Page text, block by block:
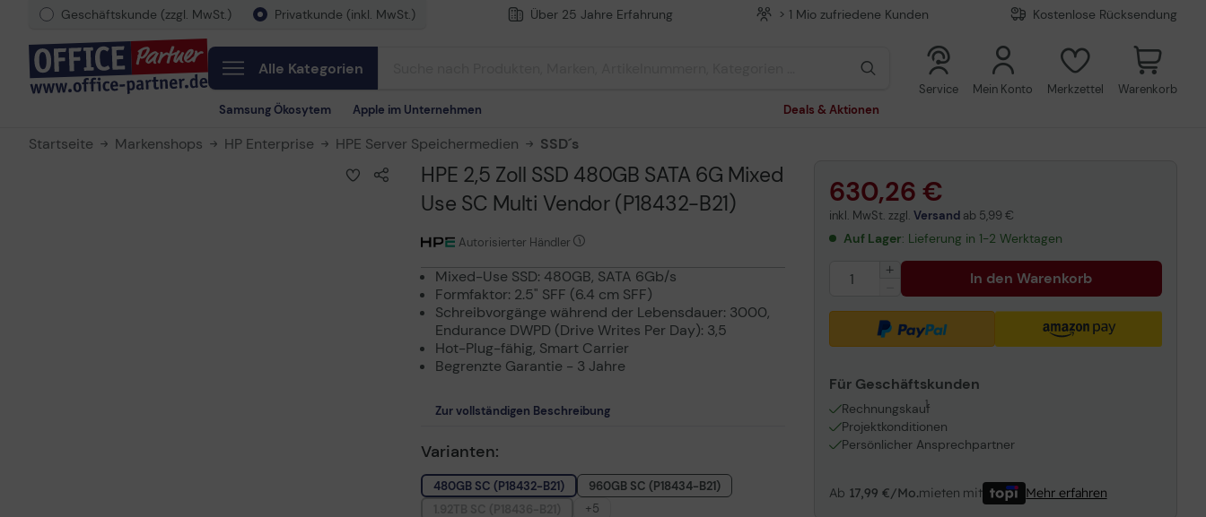
Geschäftskunde (zzgl. MwSt.) Privatkunde (inkl. MwSt.) Über 25 Jahre Erfahrung > 1 Mio zufriedene Kunden Kostenlose Rücksendung
Alle Kategorien
Samsung Ökosytem Apple im Unternehmen Deals & Aktionen
Service Mein Konto Merkzettel Warenkorb
Startseite Markenshops HP Enterprise HPE Server Speichermedien SSD´s
HPE 2,5 Zoll SSD 480GB SATA 6G Mixed
Use SC Multi Vendor (P18432-B21)
Autorisierter Händler
Mixed-Use SSD: 480GB, SATA 6Gb/s
Formfaktor: 2.5" SFF (6.4 cm SFF)
Schreibvorgänge während der Lebensdauer: 3000,
Endurance DWPD (Drive Writes Per Day): 3,5
Hot-Plug-fähig, Smart Carrier
Begrenzte Garantie - 3 Jahre
Zur vollständigen Beschreibung
Varianten:
480GB SC (P18432-B21)
960GB SC (P18434-B21)
+5
630,26 €
inkl. MwSt. zzgl. Versandab 5,99 €
Auf Lager: Lieferung in 1-2 Werktagen
In den Warenkorb
Für Geschäftskunden
Rechnungskauf
1
Projektkonditionen
Persönlicher Ansprechpartner
Ab 17,99 €/Mo.mieten mit Mehr erfahren